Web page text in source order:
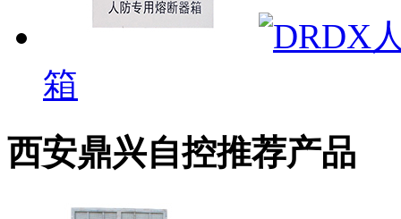
箱
西安鼎兴自控推荐产品